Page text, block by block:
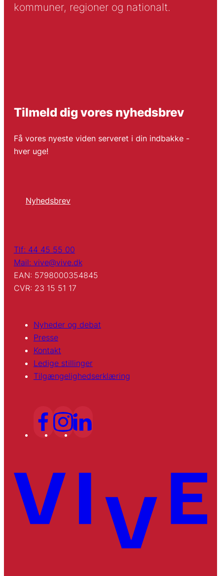
kommuner, regioner og nationalt.
Tilmeld dig vores nyhedsbrev
Få vores nyeste viden serveret i din indbakke -
hver uge!
Nyhedsbrev
Tlf: 44 45 55 00
Mail: vive@vive.dk
EAN: 5798000354845
CVR: 23 15 51 17
Nyheder og debat
Presse
Kontakt
Ledige stillinger
Tilgængelighedserklæring